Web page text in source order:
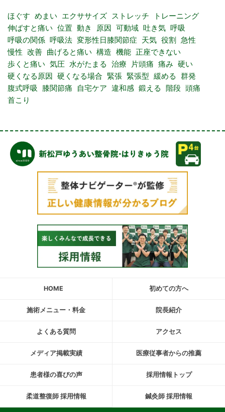
ほぐす めまい エクササイズ ストレッチ
トレーニング
伸ばすと痛い 位置 動き 原因 可動域 吐き気 呼吸
呼吸の関係 呼吸法 変形性日膝関節症 天気 役割
急性
慢性 改善 曲げると痛い 構造 機能 正座できない
歩くと痛い 気圧 水がたまる 治療 片頭痛 痛み 硬い
硬くなる原因 硬くなる場合 緊張 緊張型 緩める 群発
腹式呼吸
膝関節痛 自宅ケア 違和感 鍛える 階段 頭痛
首こり
HOME 初めての方へ
施術メニュー・料金 院長紹介
よくある質問 アクセス
メディア掲載実績 医療従事者からの推薦
患者様の喜びの声 採用情報トップ
柔道整復師 採用情報 鍼灸師 採用情報